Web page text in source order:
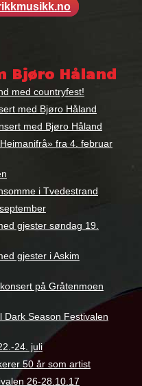
Bjøro Håland
med countryfest!
med Bjøro Håland
med Bjøro Håland
fra 4. februar
i Tvedestrand
gjester søndag 19.
gjester i Askim
på Gråtenmoen
Dark Season Festivalen
24. juli
50 år som artist
26-28.10.17